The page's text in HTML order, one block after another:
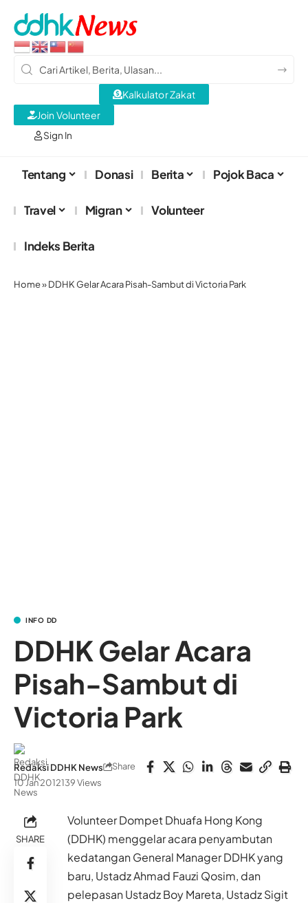
Sign In
Kalkulator Zakat
Join Volunteer
Tentang Donasi Berita Pojok Baca
Travel Migran Volunteer
Indeks Berita
Home»DDHK Gelar Acara Pisah-Sambut di Victoria Park
INFO DD
DDHK Gelar Acara
Pisah-Sambut di
Victoria Park
Redaksi DDHK News
10 Jan 2012139 Views
Share
SHARE
Volunteer Dompet Dhuafa Hong Kong
(DDHK) menggelar acara penyambutan
kedatangan General Manager DDHK yang
baru, Ustadz Ahmad Fauzi Qosim, dan
pelepasan Ustadz Boy Mareta, Ustadz Sigit